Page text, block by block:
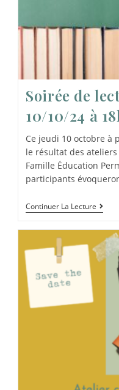
Soirée de
10/10/24 à
Ce jeudi 10 octobre à
le résultat des
Famille Éducation
participants
Continuer La Lecture